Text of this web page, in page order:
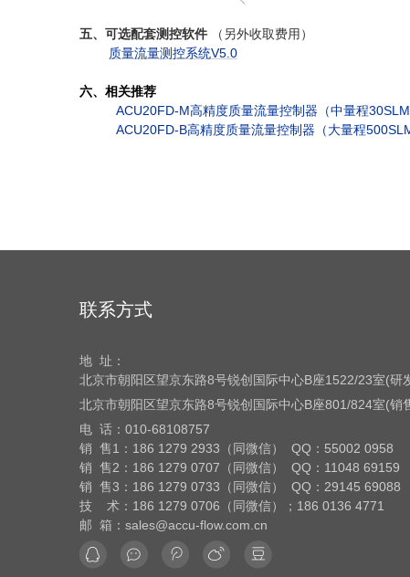
五、可选配套测控软件
（另外收取费用）
质量流量测控系统V5.0
六、相关推荐
ACU20FD-M高精度质量流量控制器（中量程
ACU20FD-B高精度质量流量控制器（大量程
联系方式
地 址：
北京市朝阳区望京东路8号锐创国际中心B座1522/23室(研
北京市朝阳区望京东路8号锐创国际中心B座801/824室(销
电 话： 010-68108757
销 售1：186 1279 2933（同微信） QQ：55002 0958
销 售2：186 1279 0707（同微信） QQ：11048 69159
销 售3：186 1279 0733（同微信） QQ：29145 69088
技 术：186 1279 0706（同微信）；186 0136 4771
邮 箱：sales@accu-flow.com.cn